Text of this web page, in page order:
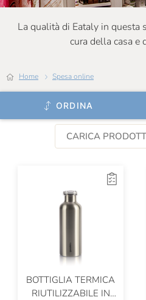
La qualità di Eataly in questa
cura della casa e
Home Spesa online
ORDINA
CARICA
BOTTIGLIA TERMICA
RIUTILIZZABILE IN